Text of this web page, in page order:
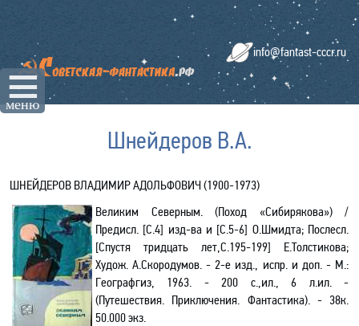
☰
меню
info@fantast-cccr.ru
Шнейдеров В.А.
ШНЕЙДЕРОВ ВЛАДИМИР АДОЛЬФОВИЧ (1900-1973)
Великим Северным. (Поход «Сибирякова») /
Предисл. [С.4] изд-ва и [С.5-6] О.Шмидта; Послесл.
[Спустя тридцать лет,С.195-199] Е.Толстикова;
Худож. А.Скородумов. - 2-е изд., испр. и доп.- М.:
Географгиз, 1963. - 200 с.,ил.,6 л.ил. -
(Путешествия. Приключения. Фантастика). - 38к.
50.000 экз.